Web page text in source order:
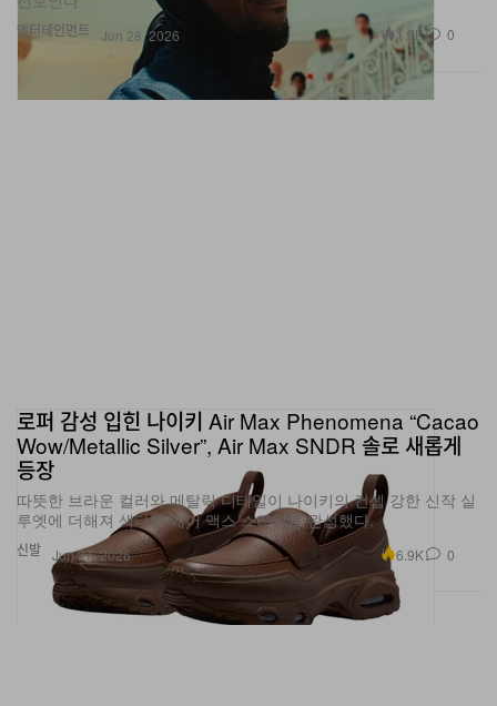
엔터테인먼트 Jun 28, 2026 1.9K 0
신발
로퍼 감성 입힌 나이키 Air Max Phenomena “Cacao
Wow/Metallic Silver”, Air Max SNDR 솔로 새롭게
등장
따뜻한 브라운 컬러와 메탈릭 디테일이 나이키의 컨셉 강한 신작 실
루엣에 더해져 색다른 에어 맥스 스타일을 완성했다.
Jun 27, 2026 6.9K 0